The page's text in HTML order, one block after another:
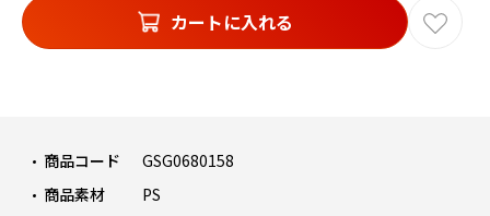
商品コード
GSG0680158
商品素材
PS
カートに入れる